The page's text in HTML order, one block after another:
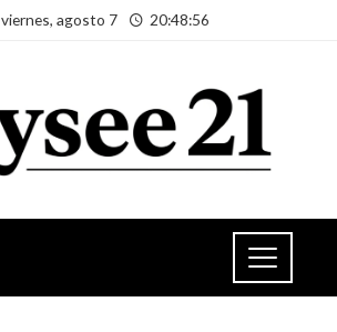
viernes, agosto 7 20:48:57